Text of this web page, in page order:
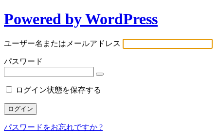
Powered by WordPress
ユーザー名またはメールアドレス
パスワード
ログイン状態を保存する
パスワードをお忘れですか ?